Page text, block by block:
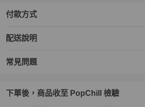
付款方式
配送說明
常見問題
下單後，商品收至 PopChill 檢驗